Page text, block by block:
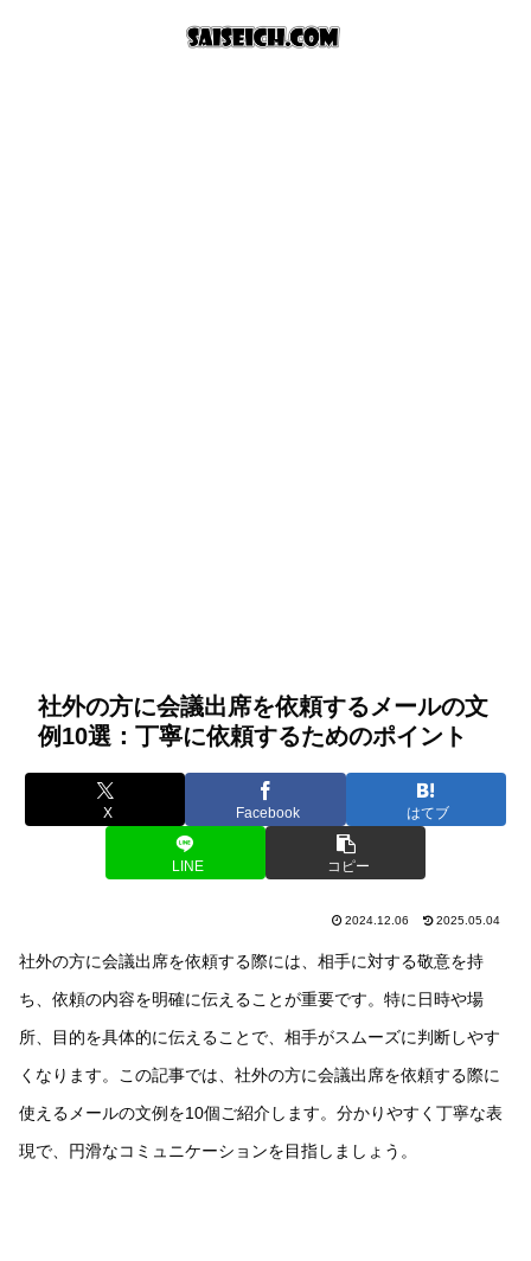
社外の方に会議出席を依頼するメールの文
例10選：丁寧に依頼するためのポイント
X Facebook はてブ
LINE コピー
2024.12.06 2025.05.04
社外の方に会議出席を依頼する際には、相手に対する敬意を持
ち、依頼の内容を明確に伝えることが重要です。特に日時や場
所、目的を具体的に伝えることで、相手がスムーズに判断しやす
くなります。この記事では、社外の方に会議出席を依頼する際に
使えるメールの文例を10個ご紹介します。分かりやすく丁寧な表
現で、円滑なコミュニケーションを目指しましょう。